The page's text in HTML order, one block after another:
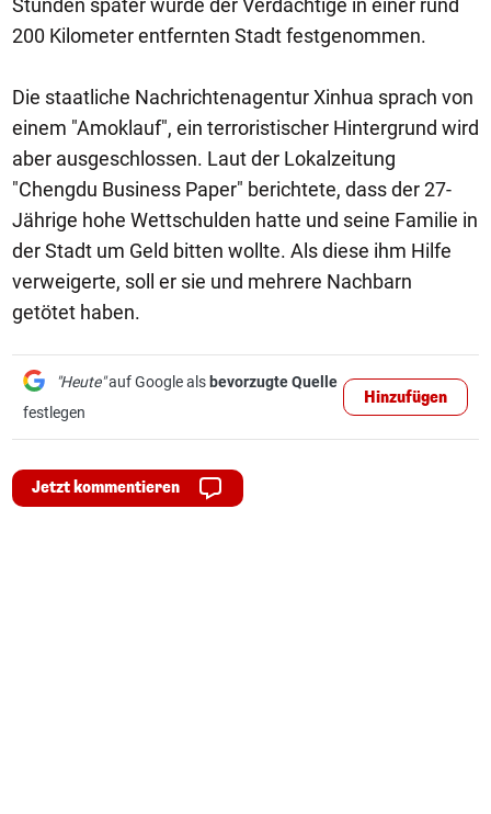
Stunden später wurde der Verdächtige in einer rund
200 Kilometer entfernten Stadt festgenommen.
Die staatliche Nachrichtenagentur Xinhua sprach von
einem "Amoklauf", ein terroristischer Hintergrund wird
aber ausgeschlossen. Laut der Lokalzeitung
"Chengdu Business Paper" berichtete, dass der 27-
Jährige hohe Wettschulden hatte und seine Familie in
der Stadt um Geld bitten wollte. Als diese ihm Hilfe
verweigerte, soll er sie und mehrere Nachbarn
getötet haben.
"Heute"auf Google als bevorzugte Quelle
festlegen
Hinzufügen
Jetzt kommentieren